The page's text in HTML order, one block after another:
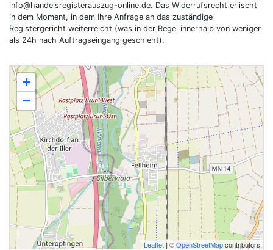
+
−
Leaflet | ©OpenStreetMapcontributors
info@handelsregisterauszug-online.de. Das Widerrufsrecht erlischt
in dem Moment, in dem Ihre Anfrage an das zuständige
Registergericht weiterreicht (was in der Regel innerhalb von weniger
als 24h nach Auftragseingang geschieht).